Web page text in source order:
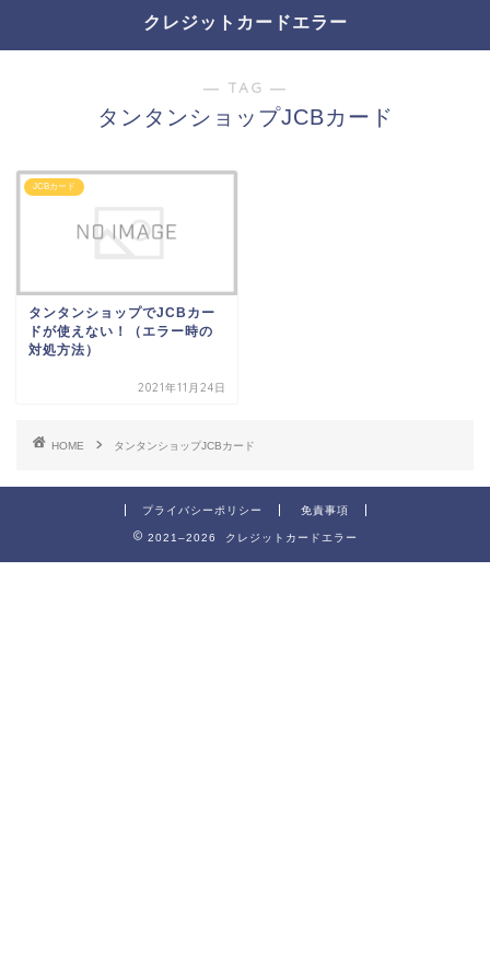
クレジットカードエラー
― TAG ―
タンタンショップJCBカード
JCBカード
タンタンショップでJCBカー
ドが使えない！（エラー時の
対処方法）
2021年11月24日
HOME タンタンショップJCBカード
プライバシーポリシー 免責事項
2021–2026 クレジットカードエラー